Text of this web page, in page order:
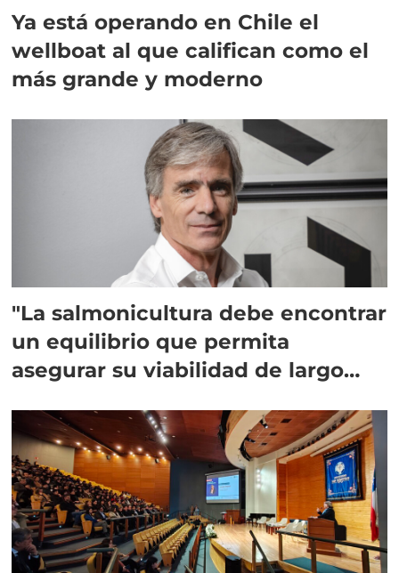
Ya está operando en Chile el
wellboat al que califican como el
más grande y moderno
"La salmonicultura debe encontrar
un equilibrio que permita
asegurar su viabilidad de largo